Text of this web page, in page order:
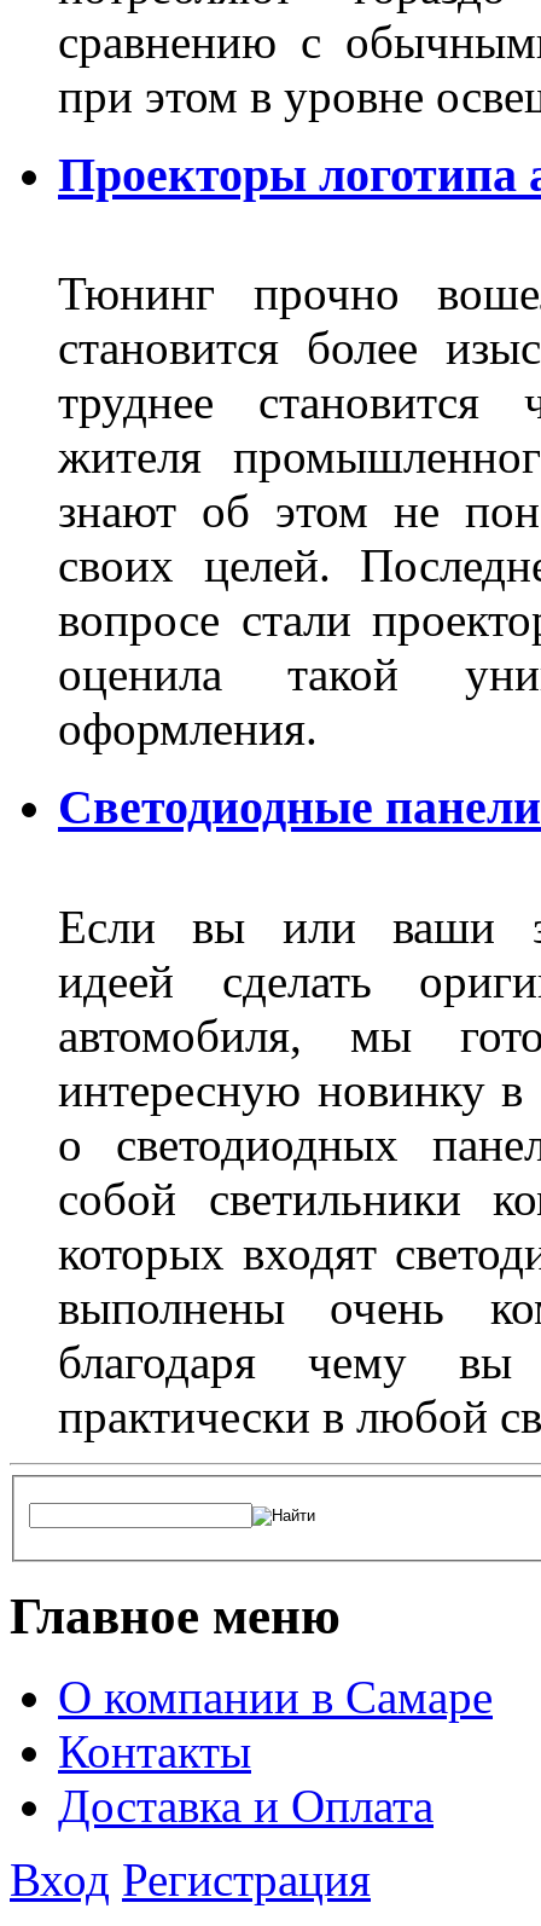
сравнению с
при этом в уровне
Проекторы логотипа
Тюнинг прочно
становится более
труднее становится
жителя
знают об этом не
своих целей.
вопросе стали
оценила такой
оформления.
Светодиодные
Если вы или ваши
идеей сделать
автомобиля, мы
интересную новинку в
о светодиодных
собой светильники
которых входят
выполнены очень
благодаря чему вы
практически в любой
Главное меню
О компании в Самаре
Контакты
Доставка и Оплата
Вход Регистрация